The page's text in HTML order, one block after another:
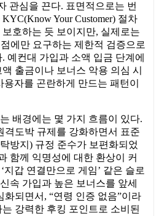
관심을 끈다. 표면적으로는 번
Your Customer) 절차
보호하는 듯 보이지만, 실제로는
에만 요구하는 제한적 검증으로
예컨대 가입과 소액 입금 단계에
출금이나 보너스 악용 의심 시
자를 곤란하게 만드는 패턴이
배경에는 몇 가지 흐름이 있다.
격도박 규제를 강화하면서 표준
방지) 규정 준수가 보편화되었
함께 익명성에 대한 환상이 커
지갑 연결만으로 게임’ 같은 슬로
속 가입과 높은 보너스를 앞세
되면서, “연령 인증 없음”이라
강력한 후킹 포인트로 소비된